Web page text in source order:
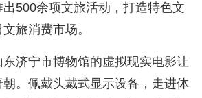
500余项文旅活动，打造特色文
旅消费市场。
济宁市博物馆的虚拟现实电影让
。佩戴头戴式显示设备，走进体